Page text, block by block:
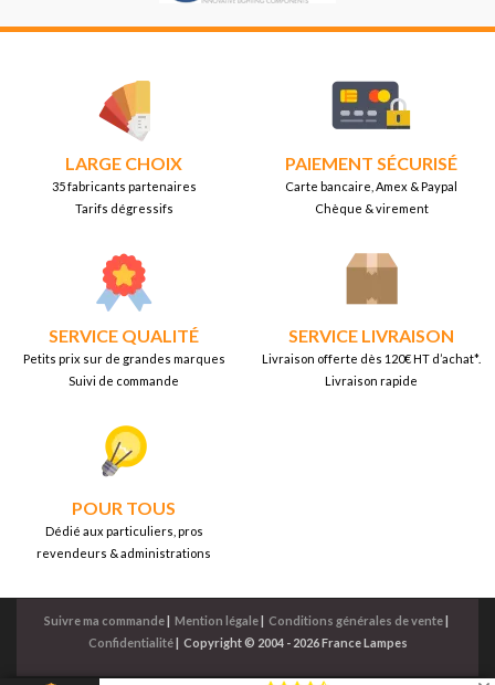
LARGE CHOIX
35 fabricants partenaires
Tarifs dégressifs
PAIEMENT SÉCURISÉ
Carte bancaire, Amex & Paypal
Chèque & virement
SERVICE QUALITÉ
Petits prix sur de grandes marques
Suivi de commande
SERVICE LIVRAISON
Livraison offerte dès 120€ HT d’achat*.
Livraison rapide
POUR TOUS
Dédié aux particuliers, pros
revendeurs & administrations
Suivre ma commande| Mention légale| Conditions générales de vente|
Confidentialité| Copyright © 2004 - 2026 France Lampes